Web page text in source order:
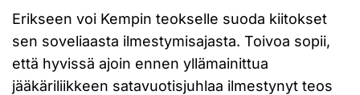
Erikseen voi Kempin teokselle suoda kiitokset
sen soveliaasta ilmestymisajasta. Toivoa sopii,
että hyvissä ajoin ennen yllämainittua
jääkäriliikkeen satavuotisjuhlaa ilmestynyt teos